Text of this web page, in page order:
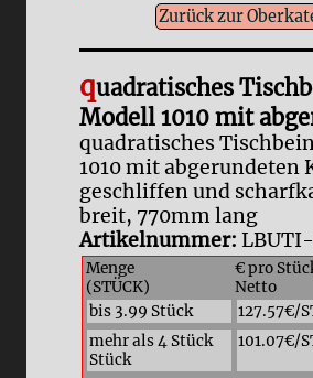
Zurück zur
quadratisches
Modell 1010 mit
quadratisches
1010 mit abgerundeten
geschliffen und
breit, 770mm lang
Artikelnummer:
Menge
(STÜCK)
€ pro
Netto
bis 3.99 Stück
127.57€/
mehr als 4 Stück
Stück
101.07€/